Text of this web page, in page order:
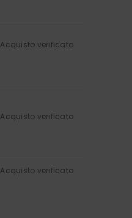
Acquisto verificato
Acquisto verificato
Acquisto verificato